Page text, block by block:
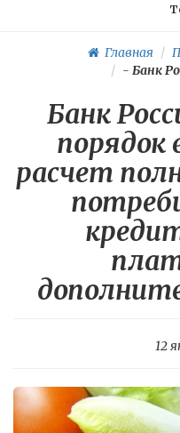
Главная
- Банк
Банк
порядок
расчет
12